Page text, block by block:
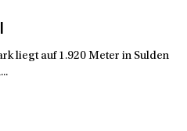
liegt auf 1.920 Meter in Sulden